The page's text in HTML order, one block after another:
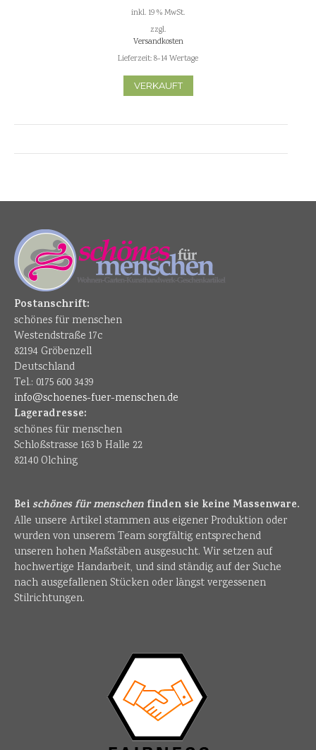
inkl. 19 % MwSt.
zzgl.
Versandkosten
Lieferzeit:8-14 Wertage
VERKAUFT
Postanschrift:
schönes für menschen
Westendstraße 17c
82194 Gröbenzell
Deutschland
Tel.: 0175 600 3439
info@schoenes-fuer-menschen.de
Lageradresse:
schönes für menschen
Schloßstrasse 163 b Halle 22
82140 Olching
Beischönes für menschen finden sie keine Massenware.
Alle unsere Artikel stammen aus eigener Produktion oder
wurden von unserem Team sorgfältig entsprechend
unseren hohen Maßstäben ausgesucht. Wir setzen auf
hochwertige Handarbeit, und sind ständig auf der Suche
nach ausgefallenen Stücken oder längst vergessenen
Stilrichtungen.